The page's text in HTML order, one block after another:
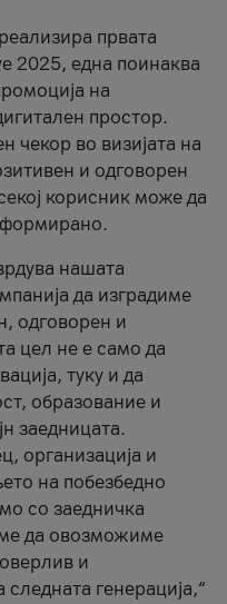
првата
2025, една поинаква
на
простор.
чекор во визијата на
и одговорен
корисник може да
нашата
да изградиме
одговорен и
цел не е само да
туку и да
образование и
заедницата.
организација и
на побезбедно
со заедничка
да овозможиме
и
следната генерација,“